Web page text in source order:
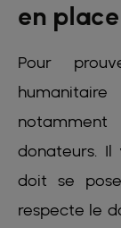
en
Pour
donateurs. Il
doit se
respecte le